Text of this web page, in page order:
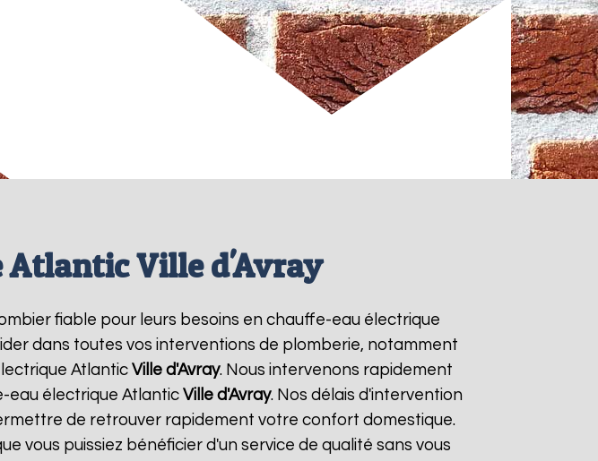
Atlantic Ville d'Avray
fiable pour leurs besoins en chauffe-eau électrique
dans toutes vos interventions de plomberie, notamment
Atlantic Ville d'Avray. Nous intervenons rapidement
eau électrique Atlantic Ville d'Avray. Nos délais d'intervention
de retrouver rapidement votre confort domestique.
vous puissiez bénéficier d'un service de qualité sans vous